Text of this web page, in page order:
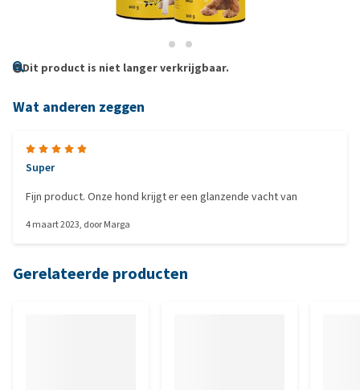
Dit product is niet langer verkrijgbaar.
Wat anderen zeggen
Super
Fijn product. Onze hond krijgt er een glanzende vacht van
4 maart 2023, doorMarga
Gerelateerde producten